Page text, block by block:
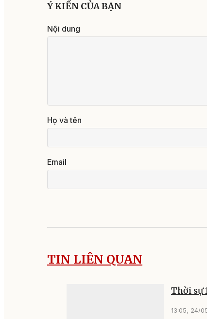
Ý KIẾN CỦA BẠN
Nội dung
Họ và tên
Email
TIN LIÊN QUAN
Thời sự
13:05, 24/